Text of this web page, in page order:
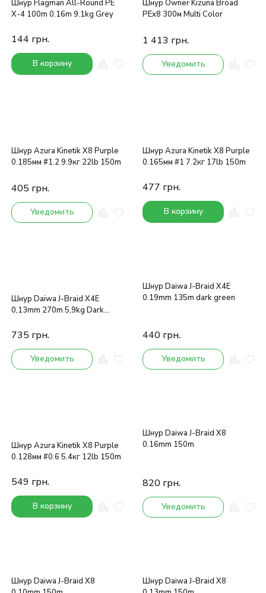
Шнур Flagman All-Round PE
X-4 100m 0.16m 9.1kg Grey
144 грн.
В корзину
Шнур Owner Kizuna Broad
PEx8 300м Multi Color
1 413 грн.
Уведомить
Шнур Azura Kinetik X8 Purple
0.185мм #1.2 9.9кг 22lb 150m
405 грн.
Уведомить
Шнур Azura Kinetik X8 Purple
0.165мм #1 7.2кг 17lb 150m
477 грн.
В корзину
Шнур Daiwa J-Braid X4E
0,13mm 270m 5,9kg Dark
735 грн.
Уведомить
Шнур Daiwa J-Braid X4E
0.19mm 135m dark green
440 грн.
Уведомить
Шнур Azura Kinetik X8 Purple
0.128мм #0.6 5.4кг 12lb 150m
549 грн.
В корзину
Шнур Daiwa J-Braid X8
0.16mm 150m
820 грн.
Уведомить
Шнур Daiwa J-Braid X8
Шнур Daiwa J-Braid X8